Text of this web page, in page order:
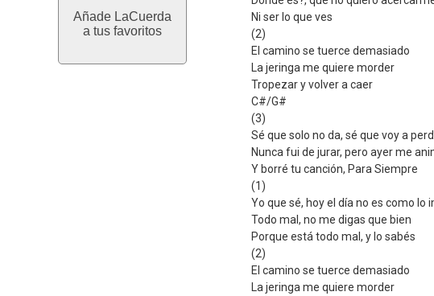
Añade LaCuerda
a tus favoritos
Ni ser lo que ves
(2)
El camino se tuerce demasiado
La jeringa me quiere morder
Tropezar y volver a caer
C#/G#
(3)
Sé que solo no da, sé que voy a
Nunca fui de jurar, pero ayer me
Y borré tu canción, Para Siempre
(1)
Yo que sé, hoy el día no es como lo
Todo mal, no me digas que bien
Porque está todo mal, y lo sabés
(2)
El camino se tuerce demasiado
La jeringa me quiere morder